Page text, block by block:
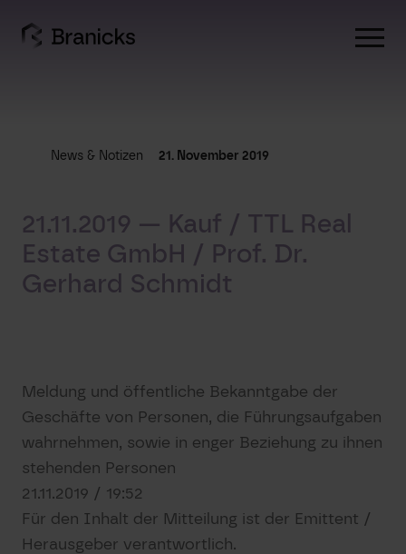
content
News & Notizen 21. November 2019
21.11.2019 — Kauf / TTL Real
Estate GmbH / Prof. Dr.
Gerhard Schmidt
Meldung und öffentliche Bekanntgabe der
Geschäfte von Personen, die Führungsaufgaben
wahrnehmen, sowie in enger Beziehung zu ihnen
stehenden Personen
21.11.2019 / 19:52
Für den Inhalt der Mitteilung ist der Emittent /
Herausgeber verantwortlich.